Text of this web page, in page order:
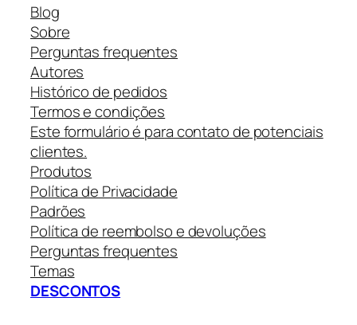
Blog
Sobre
Perguntas frequentes
Autores
Histórico de pedidos
Termos e condições
Este formulário é para contato de potenciais
clientes.
Produtos
Política de Privacidade
Padrões
Política de reembolso e devoluções
Perguntas frequentes
Temas
DESCONTOS